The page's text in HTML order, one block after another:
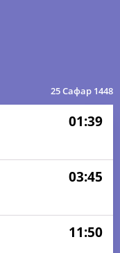
25 Сафар 1448
01:39
03:45
11:50